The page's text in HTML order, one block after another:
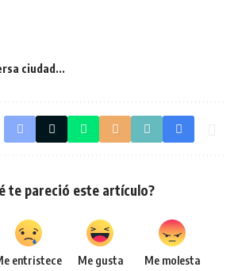
ciudad...
te pareció este artículo?
entristece Me gusta Me molesta